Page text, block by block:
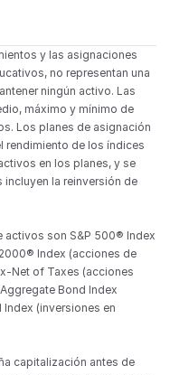
y las asignaciones
no representan una
ningún activo. Las
máximo y mínimo de
Los planes de asignación
de los índices
en los planes, y se
incluyen la reinversión de
activos son S&P 500® Index
Index (acciones de
Net of Taxes (acciones
Bond Index
Index (inversiones en
capitalización antes de